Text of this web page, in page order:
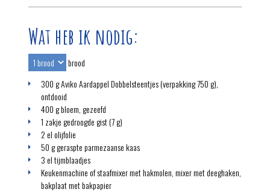
Wat heb ik nodig:
brood
300 g Aviko Aardappel Dobbelsteentjes (verpakking 750 g),
ontdooid
400 g bloem, gezeefd
1 zakje gedroogde gist (7 g)
2 el olijfolie
50 g geraspte parmezaanse kaas
3 el tijmblaadjes
Keukenmachine of staafmixer met hakmolen, mixer met deeghaken,
bakplaat met bakpapier